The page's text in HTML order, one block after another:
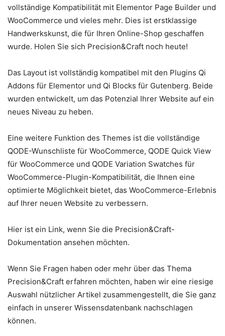
vollständige Kompatibilität mit Elementor Page Builder und
WooCommerce und vieles mehr. Dies ist erstklassige
Handwerkskunst, die für Ihren Online-Shop geschaffen
wurde. Holen Sie sich Precision&Craft noch heute!
Das Layout ist vollständig kompatibel mit den Plugins Qi
Addons für Elementor und Qi Blocks für Gutenberg. Beide
wurden entwickelt, um das Potenzial Ihrer Website auf ein
neues Niveau zu heben.
Eine weitere Funktion des Themes ist die vollständige
QODE-Wunschliste für WooCommerce, QODE Quick View
für WooCommerce und QODE Variation Swatches für
WooCommerce-Plugin-Kompatibilität, die Ihnen eine
optimierte Möglichkeit bietet, das WooCommerce-Erlebnis
auf Ihrer neuen Website zu verbessern.
Hier ist ein Link, wenn Sie die Precision&Craft-
Dokumentation ansehen möchten.
Wenn Sie Fragen haben oder mehr über das Thema
Precision&Craft erfahren möchten, haben wir eine riesige
Auswahl nützlicher Artikel zusammengestellt, die Sie ganz
einfach in unserer Wissensdatenbank nachschlagen
können.